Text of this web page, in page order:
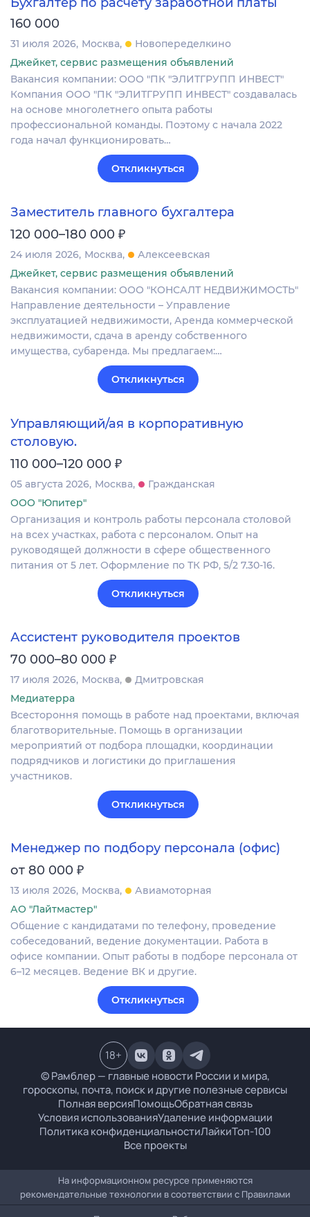
160 000
31 июля 2026 Москва
Новопеределкино
Джейкет, сервис размещения объявлений
Вакансия компании: ООО "ПК "ЭЛИТГРУПП ИНВЕСТ"
Компания ООО "ПК "ЭЛИТГРУПП ИНВЕСТ" создавалась
на основе многолетнего опыта работы
профессиональной команды. Поэтому с начала 2022
года начал функционировать…
Откликнуться
Заместитель главного бухгалтера
120 000–180 000 ₽
24 июля 2026 Москва
Алексеевская
Джейкет, сервис размещения объявлений
Вакансия компании: ООО "КОНСАЛТ НЕДВИЖИМОСТЬ"
Направление деятельности – Управление
эксплуатацией недвижимости, Аренда коммерческой
недвижимости, сдача в аренду собственного
имущества, субаренда. Мы предлагаем:…
Откликнуться
Управляющий/ая в корпоративную
столовую.
110 000–120 000 ₽
05 августа 2026 Москва
Гражданская
ООО "Юпитер"
Организация и контроль работы персонала столовой
на всех участках, работа с персоналом. Опыт на
руководящей должности в сфере общественного
питания от 5 лет. Оформление по ТК РФ, 5/2 7.30-16.
Откликнуться
Ассистент руководителя проектов
70 000–80 000 ₽
17 июля 2026 Москва
Дмитровская
Медиатерра
Всестороння помощь в работе над проектами, включая
благотворительные. Помощь в организации
мероприятий от подбора площадки, координации
подрядчиков и логистики до приглашения
участников.
Откликнуться
Менеджер по подбору персонала (офис)
от 80 000 ₽
13 июля 2026 Москва
Авиамоторная
АО "Лайтмастер"
Общение с кандидатами по телефону, проведение
собеседований, ведение документации. Работа в
офисе компании. Опыт работы в подборе персонала от
6–12 месяцев. Ведение ВК и другие.
Откликнуться
© Рамблер — главные новости России и мира,
гороскопы, почта, поиск и другие полезные сервисы
Полная версияПомощьОбратная связь
Условия использованияУдаление информации
Политика конфиденциальностиЛайкиТоп-100
Все проекты
18+
На информационном ресурсе применяются
рекомендательные технологии в соответствии с Правилами